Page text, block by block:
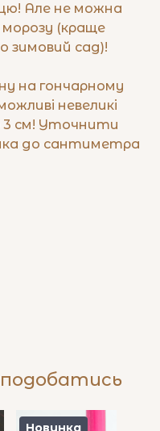
Але не можна
морозу (краще
зимовий сад)!
на гончарному
невеликі
3 см! Уточнити
до сантиметра
Новинка